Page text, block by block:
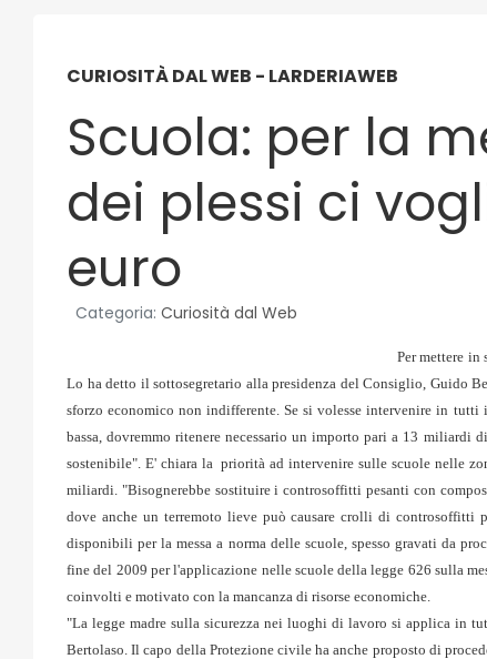
CURIOSITÀ DAL WEB - LARDERIAWEB
Scuola: per la
dei plessi ci
euro
Categoria: Curiosità dal Web
Per mettere
Lo ha detto il sottosegretario alla presidenza del Consiglio, Guido
sforzo economico non indifferente. Se si volesse intervenire in
bassa, dovremmo ritenere necessario un importo pari a 13
sostenibile". E' chiara la priorità ad intervenire sulle scuole nelle
miliardi. "Bisognerebbe sostituire i controsoffitti pesanti con
dove anche un terremoto lieve può causare crolli di
disponibili per la messa a norma delle scuole, spesso gravati da
fine del 2009 per l'applicazione nelle scuole della legge 626 sulla
coinvolti e motivato con la mancanza di risorse economiche.
"La legge madre sulla sicurezza nei luoghi di lavoro si applica in
Bertolaso. Il capo della Protezione civile ha anche proposto di